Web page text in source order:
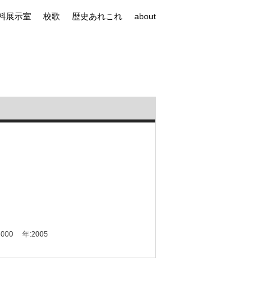
展示室 校歌 歴史あれこれ about
年:2005